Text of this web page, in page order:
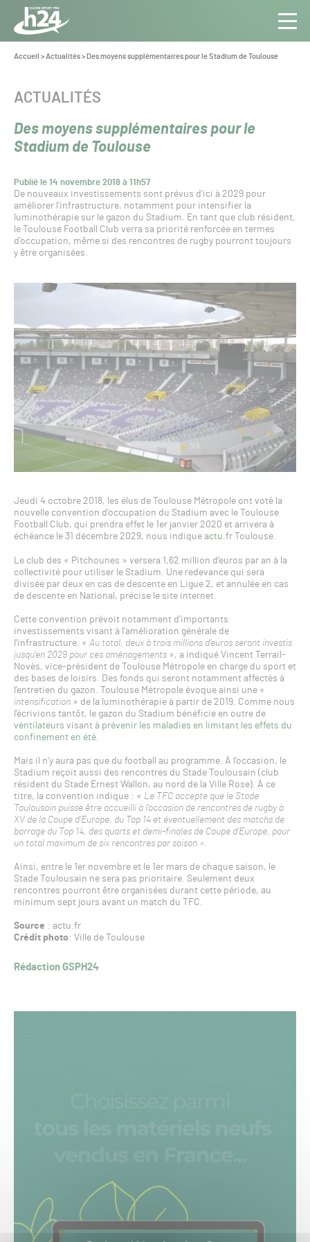
Panneau de gestion des cookies
Aller au contenu
Toute
l’info
Pro
Vous
Accueil >Actualités> Des moyens supplémentaires pour le Stadium de Toulouse
Des moyens supplémentaires pour le
Stadium de Toulouse
Publié le 14 novembre 2018 à 11h57
CATÉGORIE :
ACTUALITÉS
De nouveaux investissements sont prévus d’ici à 2029 pour
améliorer l’infrastructure, notamment pour intensifier la
luminothérapie sur le gazon du Stadium. En tant que club résident,
le Toulouse Football Club verra sa priorité renforcée en termes
d’occupation, même si des rencontres de rugby pourront toujours
y être organisées.
Jeudi 4 octobre 2018, les élus de Toulouse Métropole ont voté la
nouvelle convention d’occupation du Stadium avec le Toulouse
Football Club, qui prendra effet le 1er janvier 2020 et arrivera à
échéance le 31 décembre 2029, nous indique actu.frToulouse.
Le club des « Pitchounes » versera 1,62 million d’euros par an à la
collectivité pour utiliser le Stadium. Une redevance qui sera
divisée par deux en cas de descente en Ligue 2, et annulée en cas
de descente en National, précise le site internet.
Cette convention prévoit notamment d’importants
investissements visant à l’amélioration générale de
l’infrastructure. « Au total, deux à trois millions d’euros seront investis
jusqu’en 2029 pour ces aménagements », a indiqué Vincent Terrail-
Novès, vice-président de Toulouse Métropole en charge du sport et
des bases de loisirs. Des fonds qui seront notamment affectés à
l’entretien du gazon. Toulouse Métropole évoque ainsi une «
intensification » de la luminothérapie à partir de 2019. Comme nous
l’écrivions tantôt, le gazon du Stadium bénéficie en outre de
ventilateurs visant à prévenir les maladies en limitant les effets du
confinement en été.
Mais il n’y aura pas que du football au programme. À l’occasion, le
Stadium reçoit aussi des rencontres du Stade Toulousain (club
résident du Stade Ernest Wallon, au nord de la Ville Rose). À ce
titre, la convention indique : « Le TFC accepte que le Stade
Toulousain puisse être accueilli à l’occasion de rencontres de rugby à
XV de la Coupe d’Europe, du Top 14 et éventuellement des matchs de
barrage du Top 14, des quarts et demi-finales de Coupe d’Europe, pour
un total maximum de six rencontres par saison ».
Ainsi, entre le 1er novembre et le 1er mars de chaque saison, le
Stade Toulousain ne sera pas prioritaire. Seulement deux
rencontres pourront être organisées durant cette période, au
minimum sept jours avant un match du TFC.
Source : actu.fr
Crédit photo: Ville de Toulouse
Rédaction GSPH24